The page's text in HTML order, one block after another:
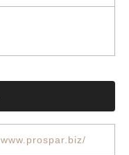
www.prospar.biz/